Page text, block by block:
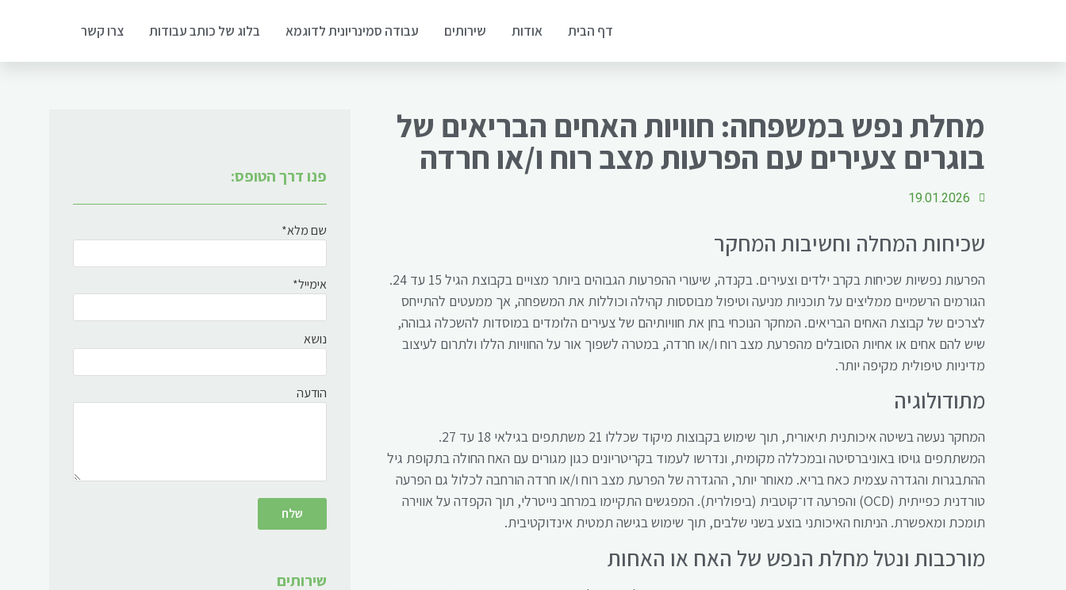
דף הבית אודות שירותים עבודה סמינריונית לדוגמא בלוג של כותב עבודות צרו קשר
מחלת נפש במשפחה: חוויות האחים הבריאים של
בוגרים צעירים עם הפרעות מצב רוח ו/או חרדה
19.01.2026
שכיחות המחלה וחשיבות המחקר
הפרעות נפשיות שכיחות בקרב ילדים וצעירים. בקנדה, שיעורי ההפרעות הגבוהים ביותר מצויים בקבוצת הגיל 15 עד 24.
הגורמים הרשמיים ממליצים על תוכניות מניעה וטיפול מבוססות קהילה וכוללות את המשפחה, אך ממעטים להתייחס
לצרכים של קבוצת האחים הבריאים. המחקר הנוכחי בחן את חוויותיהם של צעירים הלומדים במוסדות להשכלה גבוהה,
שיש להם אחים או אחיות הסובלים מהפרעת מצב רוח ו/או חרדה, במטרה לשפוך אור על החוויות הללו ולתרום לעיצוב
מדיניות טיפולית מקיפה יותר.
מתודולוגיה
המחקר נעשה בשיטה איכותנית תיאורית, תוך שימוש בקבוצות מיקוד שכללו 21 משתתפים בגילאי 18 עד 27.
המשתתפים גויסו באוניברסיטה ובמכללה מקומית, ונדרשו לעמוד בקריטריונים כגון מגורים עם האח החולה בתקופת גיל
ההתבגרות והגדרה עצמית כאח בריא. מאוחר יותר, ההגדרה של הפרעת מצב רוח ו/או חרדה הורחבה לכלול גם הפרעה
טורדנית כפייתית (OCD) והפרעה דו־קוטבית (ביפולרית). המפגשים התקיימו במרחב נייטרלי, תוך הקפדה על אווירה
תומכת ומאפשרת. הניתוח האיכותני בוצע בשני שלבים, תוך שימוש בגישה תמטית אינדוקטיבית.
מורכבות ונטל מחלת הנפש של האח או האחות
פנו דרך הטופס:
שם מלא*
אימייל*
נושא
הודעה
שירותים